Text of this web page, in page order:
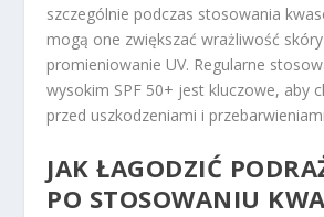
szczególnie podczas stosowania
mogą one zwiększać wrażliwość
promieniowanie UV. Regularne
wysokim SPF 50+ jest kluczowe, aby
przed uszkodzeniami i
JAK ŁAGODZIĆ
PO STOSOWANIU